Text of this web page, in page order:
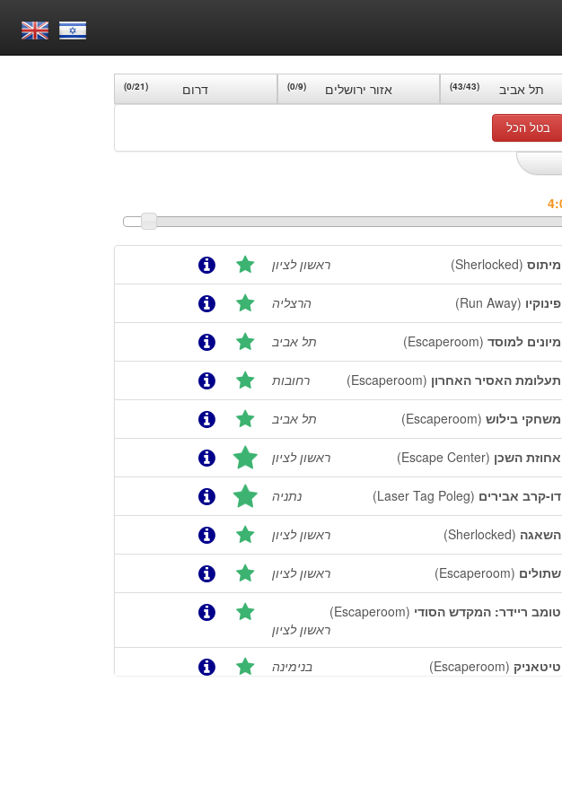
תל אביב (43/43) אזור ירושלים (0/9) דרום (0/21)
בטל הכל
מיתוס (Sherlocked) ראשון לציון
פינוקיו (Run Away) הרצליה
מיונים למוסד (Escaperoom) תל אביב
תעלומת האסיר האחרון (Escaperoom) רחובות
משחקי בילוש (Escaperoom) תל אביב
אחוזת השכן (Escape Center) ראשון לציון
דו-קרב אבירים (Laser Tag Poleg) נתניה
השאגה (Sherlocked) ראשון לציון
שתולים (Escaperoom) ראשון לציון
טומב ריידר: המקדש הסודי‎ (Escaperoom)
ראשון לציון
טיטאניק (Escaperoom) בנימינה